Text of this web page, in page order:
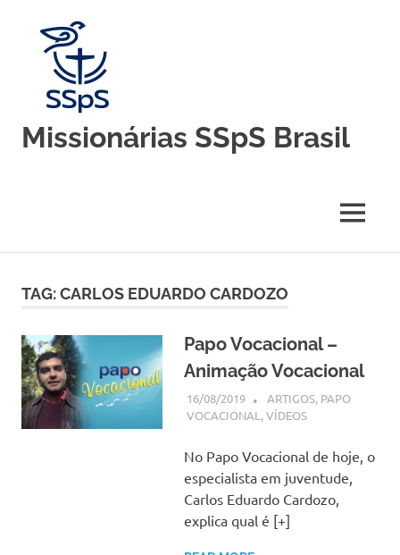
content
Missionárias SSpS Brasil
Espírito
–
Brasil
MENU
TAG:CARLOS EDUARDO CARDOZO
Papo Vocacional –
Animação Vocacional
16/08/2019 SSPS BRASIL
ARTIGOS, PAPO
VOCACIONAL,VÍDEOS
No Papo Vocacional de hoje, o
especialista em juventude,
Carlos Eduardo Cardozo,
explica qual é [+]